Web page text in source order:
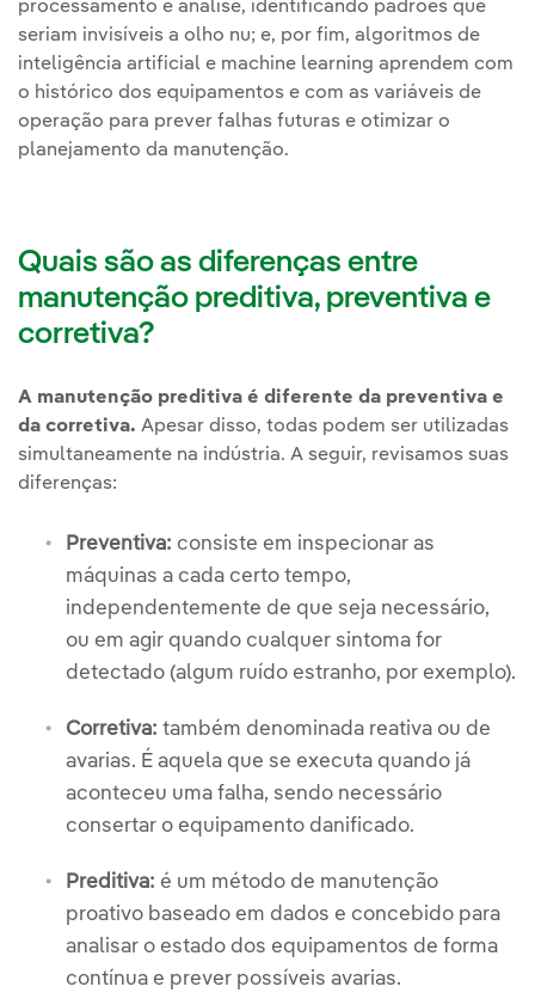
processamento e análise, identificando padrões que
seriam invisíveis a olho nu; e, por fim, algoritmos de
inteligência artificial e machine learning aprendem com
o histórico dos equipamentos e com as variáveis de
operação para prever falhas futuras e otimizar o
planejamento da manutenção.
Quais são as diferenças entre
manutenção preditiva, preventiva e
corretiva?
A manutenção preditiva é diferente da preventiva e
da corretiva. Apesar disso, todas podem ser utilizadas
simultaneamente na indústria. A seguir, revisamos suas
diferenças:
Preventiva: consiste em inspecionar as
máquinas a cada certo tempo,
independentemente de que seja necessário,
ou em agir quando cualquer sintoma for
detectado (algum ruído estranho, por exemplo).
Corretiva: também denominada reativa ou de
avarias. É aquela que se executa quando já
aconteceu uma falha, sendo necessário
consertar o equipamento danificado.
Preditiva: é um método de manutenção
proativo baseado em dados e concebido para
analisar o estado dos equipamentos de forma
contínua e prever possíveis avarias.